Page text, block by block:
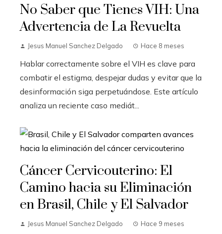
No Saber que Tienes VIH: Una
Advertencia de La Revuelta
Jesus Manuel Sanchez Delgado Hace 8 meses
Hablar correctamente sobre el VIH es clave para
combatir el estigma, despejar dudas y evitar que la
desinformación siga perpetuándose. Este artículo
analiza un reciente caso mediát...
Cáncer Cervicouterino: El
Camino hacia su Eliminación
en Brasil, Chile y El Salvador
Jesus Manuel Sanchez Delgado Hace 9 meses